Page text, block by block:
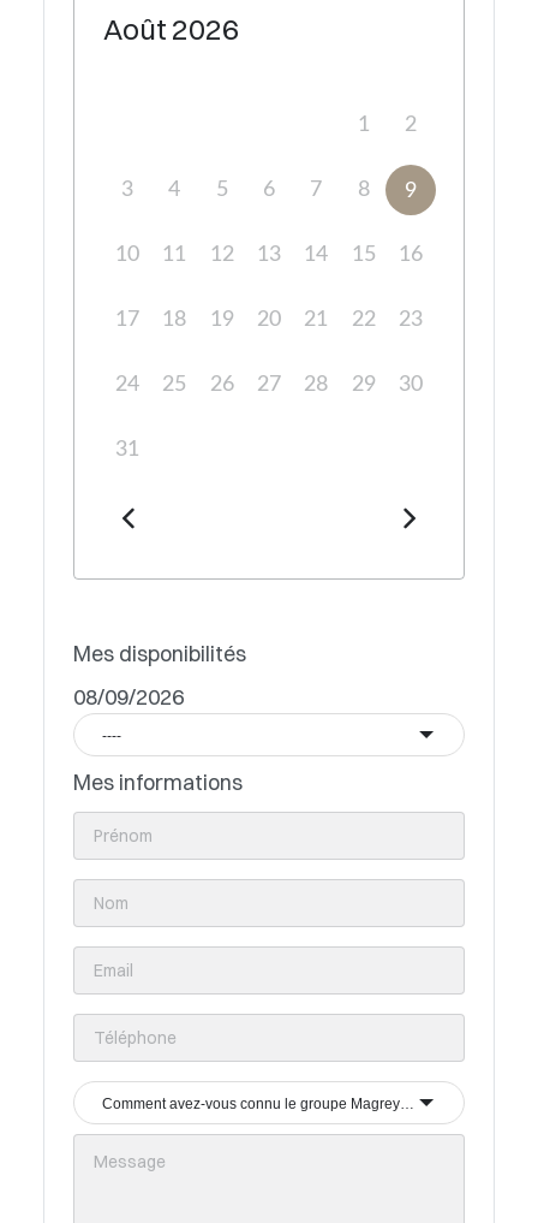
Août 2026
1 2
3 4 5 6 7 8 9
10 11 12 13 14 15 16
17 18 19 20 21 22 23
24 25 26 27 28 29 30
31
Mes disponibilités
08/09/2026
----
Mes informations
Comment avez-vous connu le groupe Magrey & Sons ?